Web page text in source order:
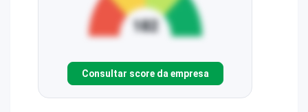
Consultar score da empresa